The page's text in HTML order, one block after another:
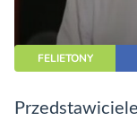
FELIETONY